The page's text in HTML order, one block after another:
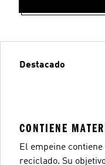
Destacado
CONTIENE
El empeine
reciclado. Su